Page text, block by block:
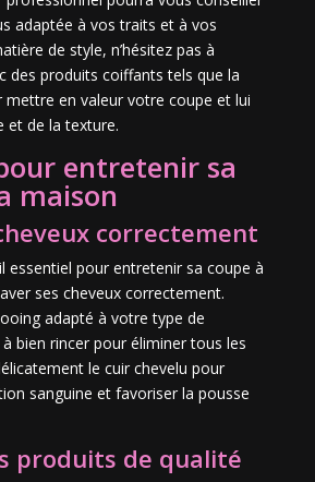
adaptée à vos traits et à vos
de style, n’hésitez pas à
des produits coiffants tels que la
mettre en valeur votre coupe et lui
et de la texture.
entretenir sa
maison
correctement
essentiel pour entretenir sa coupe à
ses cheveux correctement.
adapté à votre type de
bien rincer pour éliminer tous les
le cuir chevelu pour
sanguine et favoriser la pousse
produits de qualité